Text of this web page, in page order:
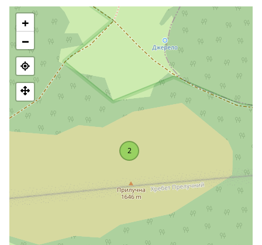
Pryłuczna znajduje się w zachodniej części lokalnego pasma
górskiego o tej samej nazwie (Grzbiet Pryłuczny), które
oddziela dorzecza Białego i Czarnego Czeremoszu.
Południowo-wschodnie zbocza szczytu są dość strome i
trudno dostępne. Duży obszar zajmują łąki z pastwiskami.
Sam szczyt jest niezalesiony.
Najbliższą osadą jest
wieś Nyzhniy Yalovets
, rejon Putyla,
obwód czerniowiecki.
2
+
−